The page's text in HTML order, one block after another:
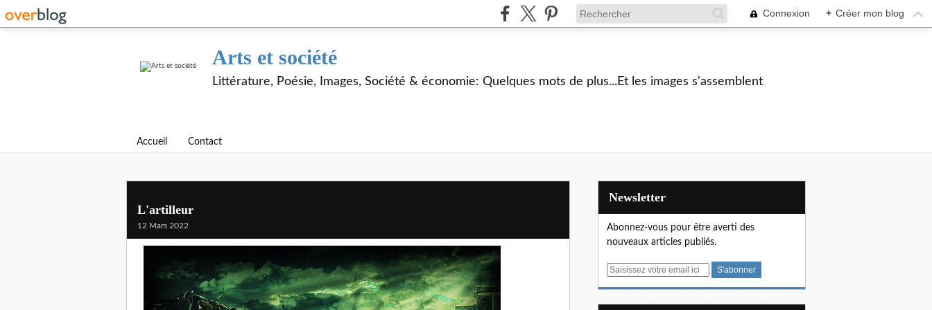
Connexion + Créer mon blog
Arts et société
Littérature, Poésie, Images, Société & économie: Quelques mots de plus...Et les images s'assemblent
Accueil Contact
L'artilleur
12 Mars 2022
Newsletter
Abonnez-vous pour être averti des
nouveaux articles publiés.
E